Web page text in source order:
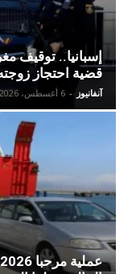
إسبانيا.. توقيف
قضية احتجاز زوجته
آنفانيوز - 6 أغسطس، 2026